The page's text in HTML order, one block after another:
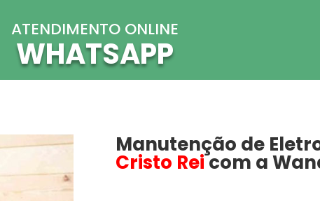
ATENDIMENTO ONLINE
WHATSAPP
Manutenção de
Cristo Reicom a